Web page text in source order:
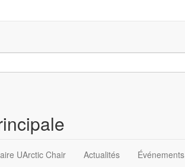
UArctic Chair Actualités Événements